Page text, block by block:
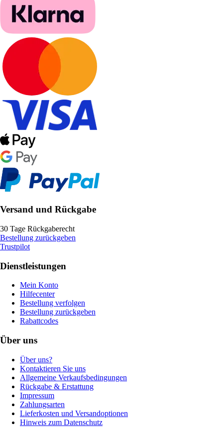
Versand und Rückgabe
30 Tage Rückgaberecht
Bestellung zurückgeben
Trustpilot
Dienstleistungen
Mein Konto
Hilfecenter
Bestellung verfolgen
Bestellung zurückgeben
Rabattcodes
Über uns
Über uns?
Kontaktieren Sie uns
Allgemeine Verkaufsbedingungen
Rückgabe & Erstattung
Impressum
Zahlungsarten
Lieferkosten und Versandoptionen
Hinweis zum Datenschutz